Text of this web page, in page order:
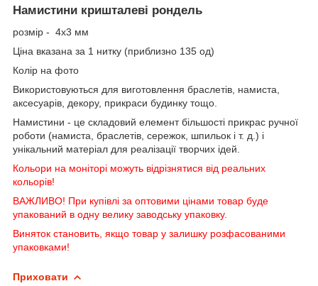
Намистини кришталеві рондель
розмір - 4х3 мм
Ціна вказана за 1 нитку (приблизно 135 од)
Колір на фото
Використовуються для виготовлення браслетів, намиста,
аксесуарів, декору, прикраси будинку тощо.
Намистини - це складовий елемент більшості прикрас ручної
роботи (намиста, браслетів, сережок, шпильок і т. д.) і
унікальний матеріал для реалізації творчих ідей.
Кольори на моніторі можуть відрізнятися від реальних
кольорів!
ВАЖЛИВО! При купівлі за оптовими цінами товар буде
упакований в одну велику заводську упаковку.
Виняток становить, якщо товар у залишку розфасованими
упаковками!
Приховати